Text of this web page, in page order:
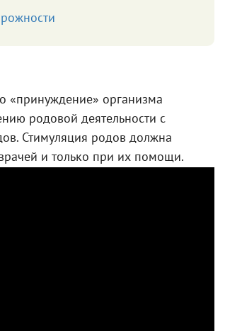
«принуждение» организма
родовой деятельности с
Стимуляция родов должна
и только при их помощи.